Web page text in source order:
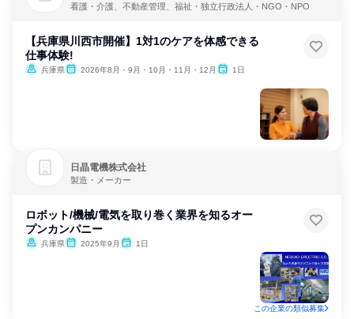
看護・介護、不動産管理、福祉・独立行政法人・NGO・NPO
【兵庫県川西市開催】1対1のケアを体感できる
仕事体験!
兵庫県 2026年8月・9月・10月・11月・12月 1日
日晶電機株式会社
製造・メーカー
ロボット/機械/電気を取り巻く業界を知るオー
プンカンパニー
兵庫県 2025年9月 1日
この企業の類似募集